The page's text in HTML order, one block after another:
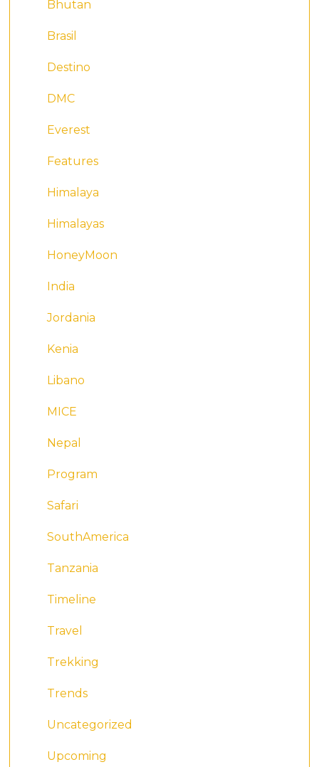
Bhutan
Brasil
Destino
DMC
Everest
Features
Himalaya
Himalayas
HoneyMoon
India
Jordania
Kenia
Libano
MICE
Nepal
Program
Safari
SouthAmerica
Tanzania
Timeline
Travel
Trekking
Trends
Uncategorized
Upcoming